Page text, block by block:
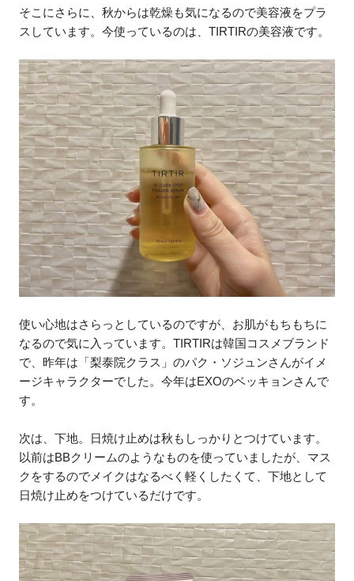
そこにさらに、秋からは乾燥も気になるので美容液をプラ
スしています。今使っているのは、TIRTIRの美容液です。
使い心地はさらっとしているのですが、お肌がもちもちに
なるので気に入っています。TIRTIRは韓国コスメブランド
で、昨年は「梨泰院クラス」のパク・ソジュンさんがイメ
ージキャラクターでした。今年はEXOのベッキョンさんで
す。
次は、下地。日焼け止めは秋もしっかりとつけています。
以前はBBクリームのようなものを使っていましたが、マス
クをするのでメイクはなるべく軽くしたくて、下地として
日焼け止めをつけているだけです。